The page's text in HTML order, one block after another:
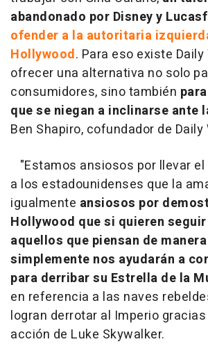
abandonado por Disney y
ofender a la autoritaria
Hollywood. Para eso existe Daily
ofrecer una alternativa no solo
consumidores, sino también
que se niegan a inclinarse ante
Ben Shapiro, cofundador de Daily
"Estamos ansiosos por llevar el
a los estadounidenses que la
igualmente ansiosos por
Hollywood que si quieren
aquellos que piensan de
simplemente nos ayudarán a
para derribar su Estrella de la
en referencia a las naves
logran derrotar al Imperio
acción de Luke Skywalker.